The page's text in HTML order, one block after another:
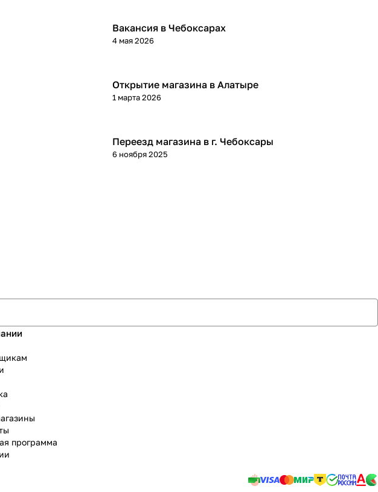
Вакансия в Чебоксарах
4 мая 2026
Открытие магазина в Алатыре
1 марта 2026
Переезд магазина в г. Чебоксары
6 ноября 2025
программа